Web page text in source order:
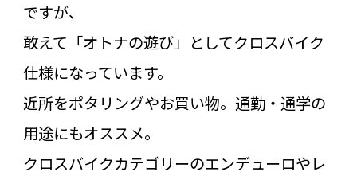
ですが、
敢えて「オトナの遊び」としてクロスバイク
仕様になっています。
近所をポタリングやお買い物。通勤・通学の
用途にもオススメ。
クロスバイクカテゴリーのエンデューロやレ